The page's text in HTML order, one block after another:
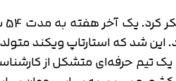
این شد که استارتاپ ویکند
تیم حرفه‌ای متشکل از